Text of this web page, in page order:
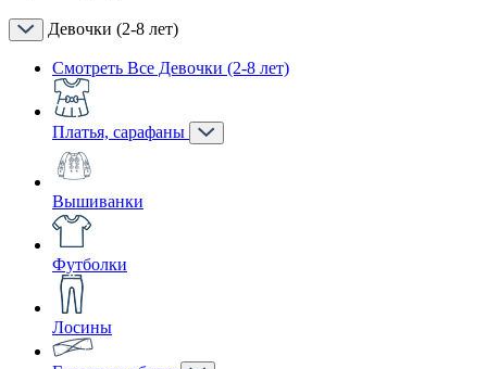
Девочки (2-8 лет)
Смотреть Все Девочки (2-8 лет)
Платья, сарафаны
Вышиванки
Футболки
Лосины